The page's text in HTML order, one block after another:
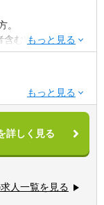
経理財務室」と
されていますが、
有・業務連携を積
です。
ており、うち5名は
計士です。
弁護士が在籍し
に触れ、学び続け
。
む)
理・財務等の経験
考慮いたします。
】
で明確な条件は設
スキルや
ジ可能です。
増強していく方
域を中心に）
国内拠点にてご経
、近い将来、海外
詳しく見る
人一覧を見る